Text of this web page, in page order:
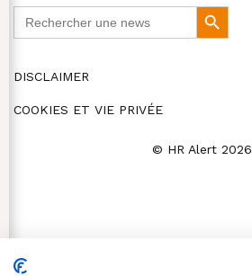
Search
Search
Button
DISCLAIMER
COOKIES ET VIE PRIVÉE
© HR Alert 2026